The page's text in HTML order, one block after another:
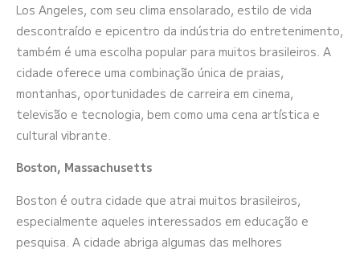
Los Angeles, com seu clima ensolarado, estilo de vida
descontraído e epicentro da indústria do entretenimento,
também é uma escolha popular para muitos brasileiros. A
cidade oferece uma combinação única de praias,
montanhas, oportunidades de carreira em cinema,
televisão e tecnologia, bem como uma cena artística e
cultural vibrante.
Boston, Massachusetts
Boston é outra cidade que atrai muitos brasileiros,
especialmente aqueles interessados em educação e
pesquisa. A cidade abriga algumas das melhores